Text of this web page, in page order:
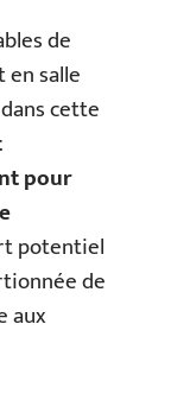
de
salle
cette
pour
potentiel
de
aux